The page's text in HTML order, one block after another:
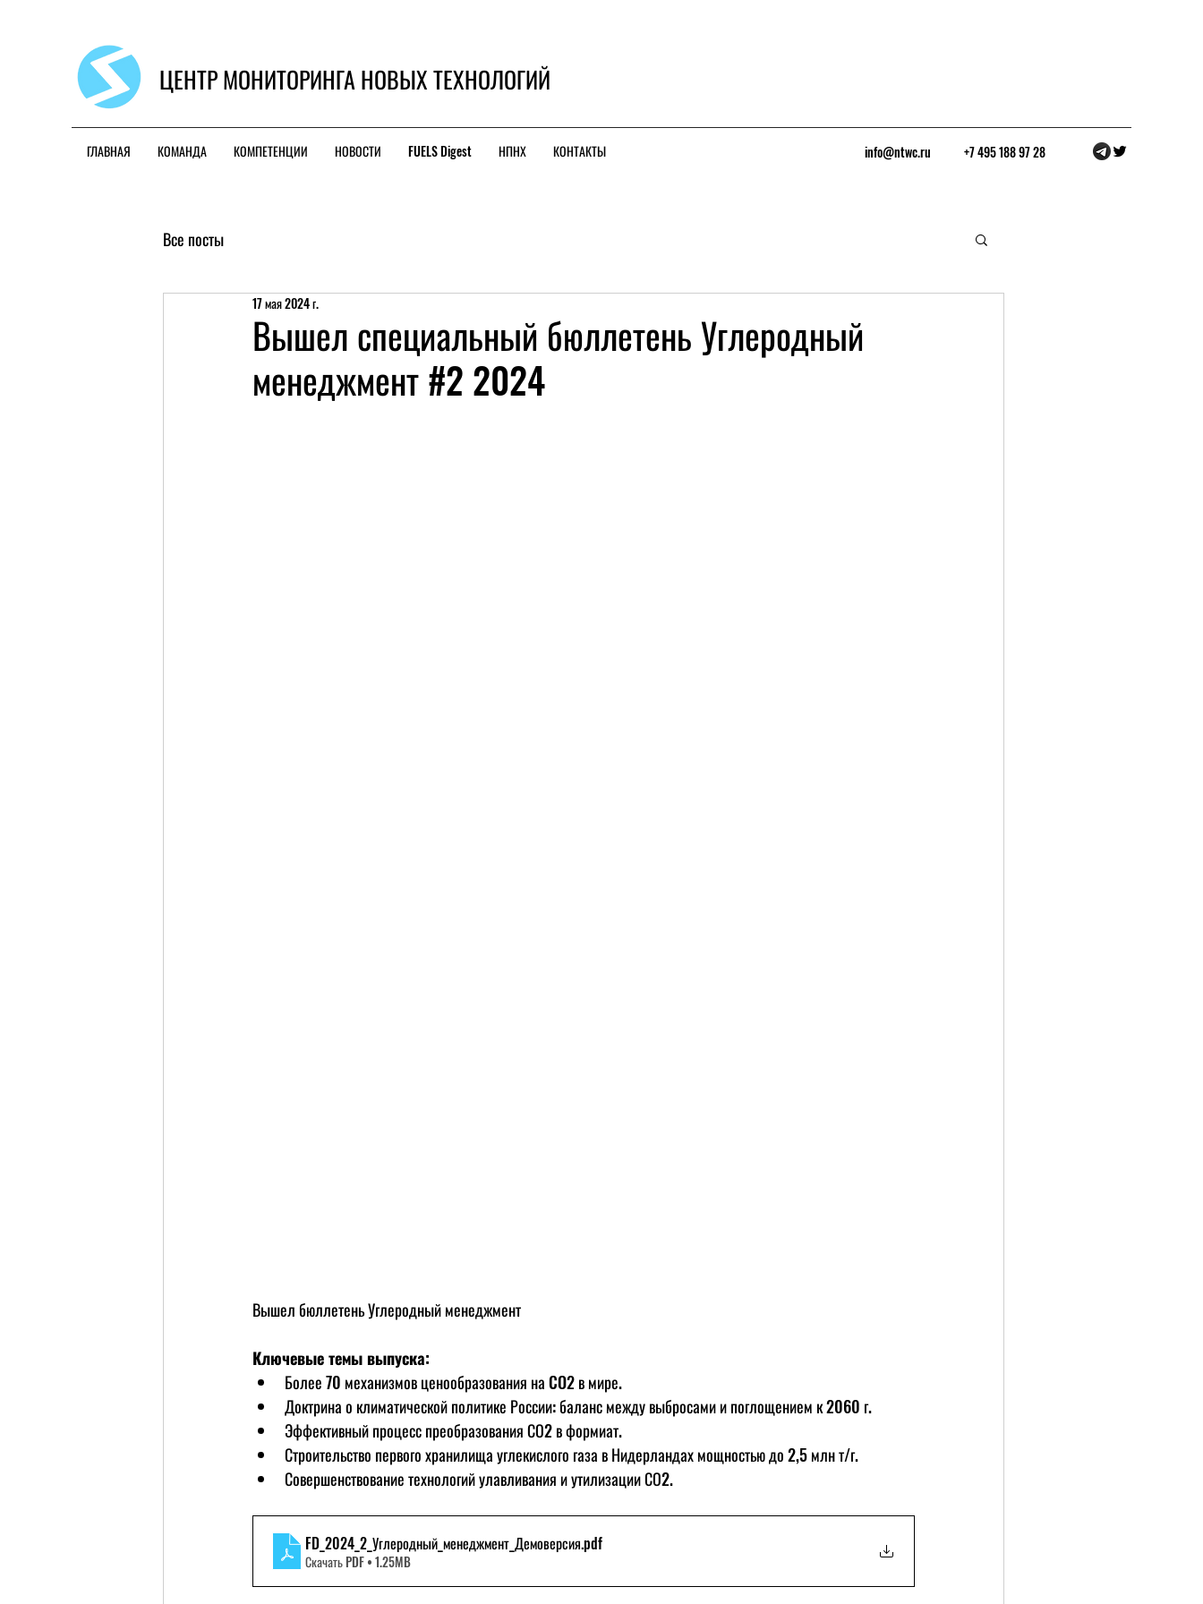
ЦЕНТР МОНИТОРИНГА НОВЫХ ТЕХНОЛОГИЙ
ГЛАВНАЯ КОМАНДА КОМПЕТЕНЦИИ НОВОСТИ FUELS Digest НПНХ КОНТАКТЫ info@ntwc.ru +7 495 188 97 28
Все посты
Вышел специальный бюллетень Углеродный
менеджмент #2 2024
17 мая 2024 г.
Вышел бюллетень Углеродный менеджмент
Ключевые темы выпуска:
Более 70 механизмов ценообразования на CO2 в мире.
Доктрина о климатической политике России: баланс между выбросами и поглощением к 2060 г.
Эффективный процесс преобразования СО2 в формиат.
Строительство первого хранилища углекислого газа в Нидерландах мощностью до 2,5 млн т/г.
Совершенствование технологий улавливания и утилизации СО2.
FD_2024_2_Углеродный_менеджмент_Демоверсия.pdf
Скачать PDF • 1.25MB